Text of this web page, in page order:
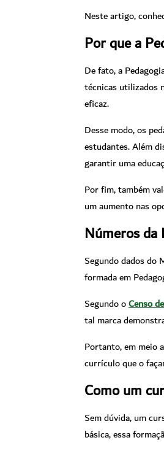
Neste artigo,
Por que a
De fato, a
técnicas utilizados
eficaz.
Desse modo, os
estudantes. Além
garantir uma
Por fim, também
um aumento nas
Números da
Segundo dados do
formada em
Segundo oCenso
tal marca
Portanto, em meio
currículo que o
Como um
Sem dúvida, um
básica, essa